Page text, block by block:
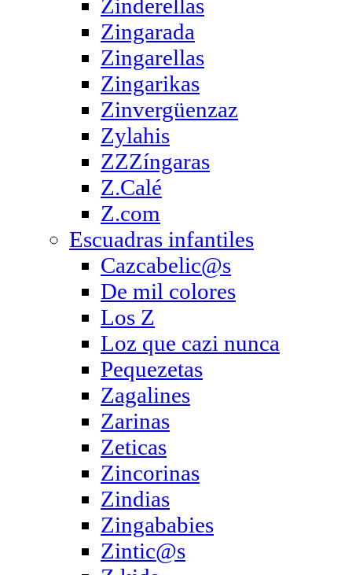
Zinderellas
Zingarada
Zingarellas
Zingarikas
Zinvergüenzaz
Zylahis
ZZZíngaras
Z.Calé
Z.com
Escuadras infantiles
Cazcabelic@s
De mil colores
Los Z
Loz que cazi nunca
Pequezetas
Zagalines
Zarinas
Zeticas
Zincorinas
Zindias
Zingababies
Zintic@s